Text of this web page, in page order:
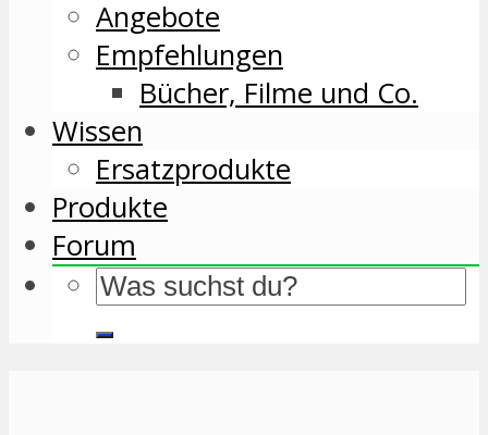
Angebote
Empfehlungen
Bücher, Filme und Co.
Wissen
Ersatzprodukte
Produkte
Forum